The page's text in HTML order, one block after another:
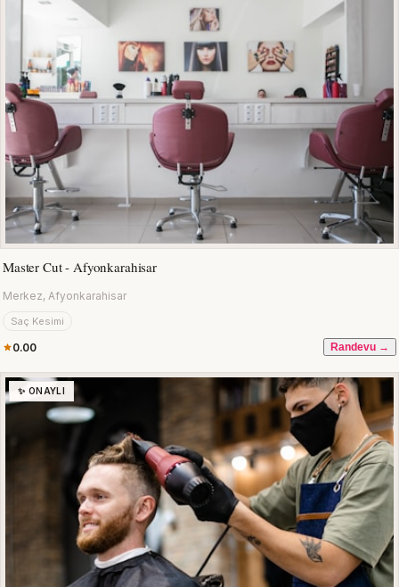
Master Cut - Afyonkarahisar
Merkez, Afyonkarahisar
Saç Kesimi
0.00 Randevu →
✨ ONAYLI